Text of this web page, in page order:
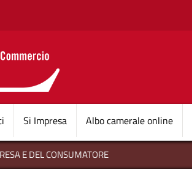
D'ITALIA
Si Impresa Albo camerale online
E DEL CONSUMATORE